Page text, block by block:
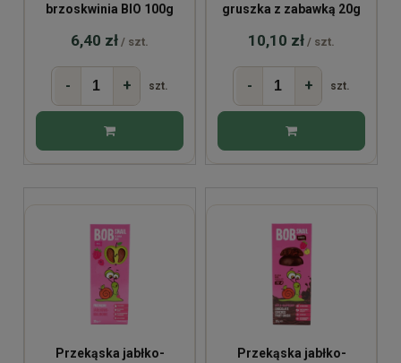
brzoskwinia BIO 100g
6,40 zł / szt.
- + szt.
gruszka z zabawką 20g
10,10 zł / szt.
- + szt.
Przekąska jabłko- Przekąska jabłko-